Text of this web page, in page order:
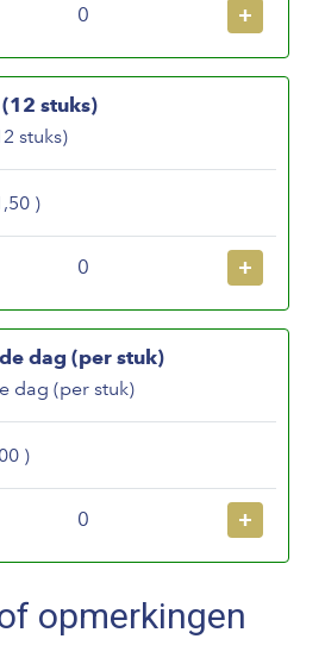
+
stuks)
stuks)
)
+
dag (per stuk)
dag (per stuk)
)
+
opmerkingen